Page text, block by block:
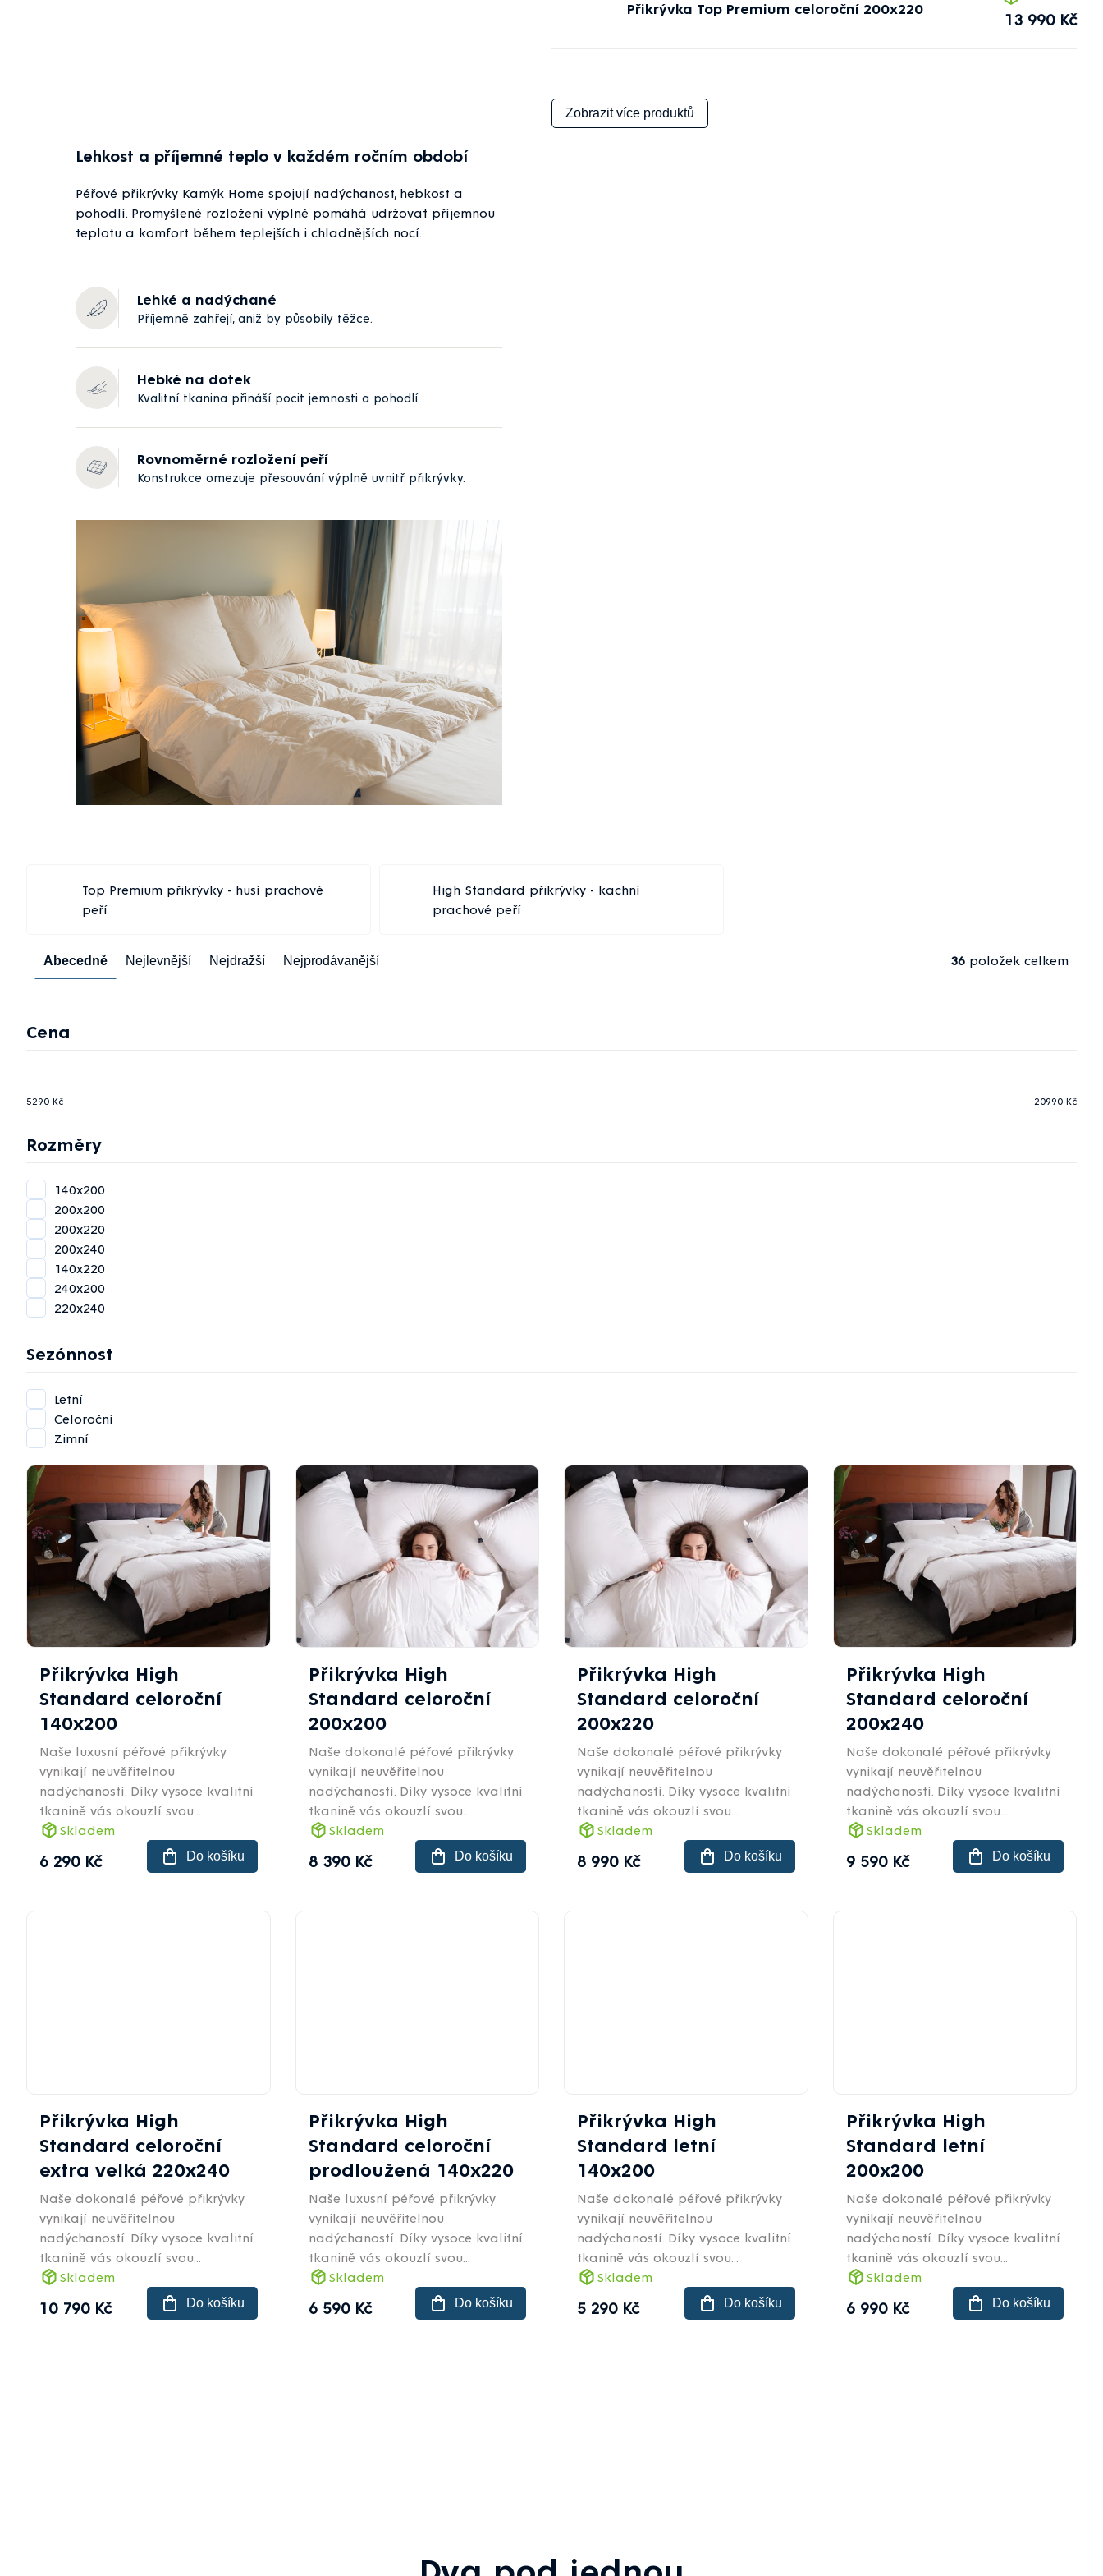
Lehkost a příjemné teplo v každém ročním období
Péřové přikrývky Kamýk Home spojují nadýchanost, hebkost a
pohodlí. Promyšlené rozložení výplně pomáhá udržovat příjemnou
teplotu a komfort během teplejších i chladnějších nocí.
Lehké a nadýchané
Příjemně zahřejí, aniž by působily těžce.
Hebké na dotek
Kvalitní tkanina přináší pocit jemnosti a pohodlí.
Rovnoměrné rozložení peří
Konstrukce omezuje přesouvání výplně uvnitř přikrývky.
Top Premium přikrývky - husí prachové
peří
High Standard přikrývky - kachní
prachové peří
Přikrývka Top Premium celoroční 200x220
13 990 Kč
Zobrazit více produktů
Řazení
Abecedně Nejlevnější Nejdražší Nejprodávanější 36 položek celkem
Cena
5290 Kč 20990 Kč
Rozměry
140x200
200x200
200x220
200x240
140x220
240x200
220x240
Sezónnost
Letní
Celoroční
Zimní
Výpis
produktů
Přikrývka High
Standard celoroční
140x200
Skladem
6 290 Kč Do košíku
Naše luxusní péřové přikrývky
vynikají neuvěřitelnou
nadýchaností. Díky vysoce kvalitní
tkanině vás okouzlí svou...
Přikrývka High
Standard celoroční
200x200
Skladem
8 390 Kč Do košíku
Naše dokonalé péřové přikrývky
vynikají neuvěřitelnou
nadýchaností. Díky vysoce kvalitní
tkanině vás okouzlí svou...
Přikrývka High
Standard celoroční
200x220
Skladem
8 990 Kč Do košíku
Naše dokonalé péřové přikrývky
vynikají neuvěřitelnou
nadýchaností. Díky vysoce kvalitní
tkanině vás okouzlí svou...
Přikrývka High
Standard celoroční
200x240
Skladem
9 590 Kč Do košíku
Naše dokonalé péřové přikrývky
vynikají neuvěřitelnou
nadýchaností. Díky vysoce kvalitní
tkanině vás okouzlí svou...
Přikrývka High
Standard celoroční
extra velká 220x240
Skladem
10 790 Kč Do košíku
Naše dokonalé péřové přikrývky
vynikají neuvěřitelnou
nadýchaností. Díky vysoce kvalitní
tkanině vás okouzlí svou...
Přikrývka High
Standard celoroční
prodloužená 140x220
Skladem
6 590 Kč Do košíku
Naše luxusní péřové přikrývky
vynikají neuvěřitelnou
nadýchaností. Díky vysoce kvalitní
tkanině vás okouzlí svou...
Přikrývka High
Standard letní
140x200
Skladem
5 290 Kč Do košíku
Naše dokonalé péřové přikrývky
vynikají neuvěřitelnou
nadýchaností. Díky vysoce kvalitní
tkanině vás okouzlí svou...
Přikrývka High
Standard letní
200x200
Skladem
6 990 Kč Do košíku
Naše dokonalé péřové přikrývky
vynikají neuvěřitelnou
nadýchaností. Díky vysoce kvalitní
tkanině vás okouzlí svou...